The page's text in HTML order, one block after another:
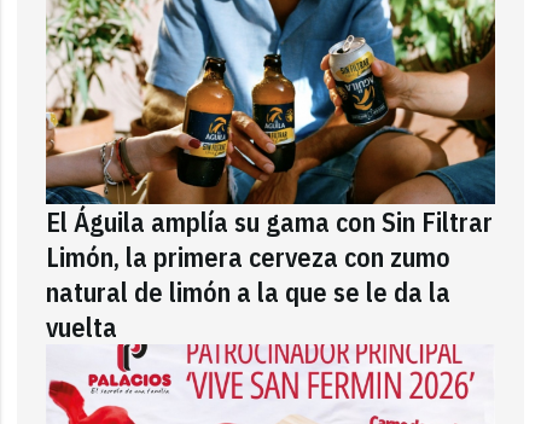
El Águila amplía su gama con Sin Filtrar
Limón, la primera cerveza con zumo
natural de limón a la que se le da la
vuelta